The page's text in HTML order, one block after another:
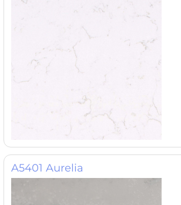
A5401 Aurelia